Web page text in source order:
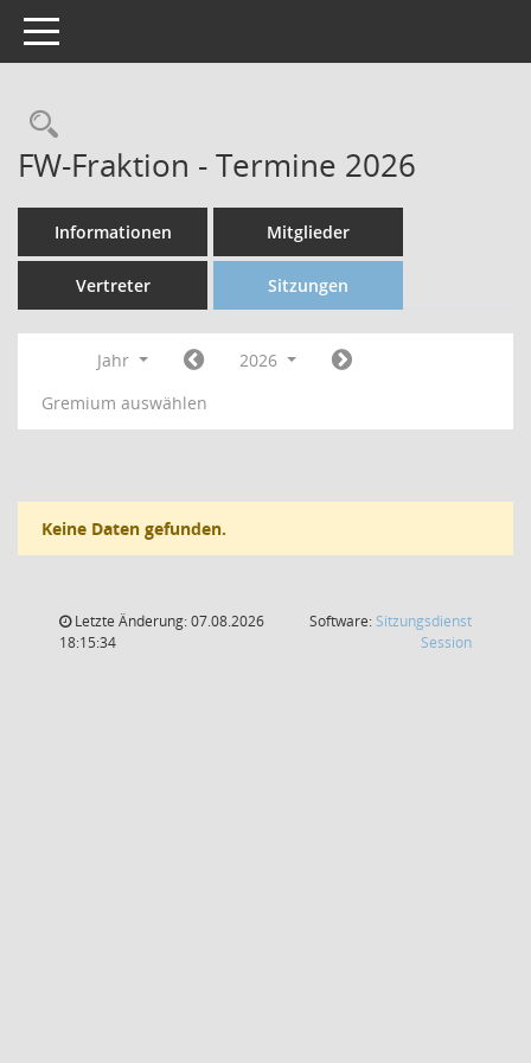
Toggle navigation
FW-Fraktion - Termine 2026
Informationen Mitglieder
Vertreter Sitzungen
Jahr
2026
Gremium auswählen
Keine Daten gefunden.
Letzte Änderung: 07.08.2026
18:15:34
Software: Sitzungsdienst
Session(Wird in